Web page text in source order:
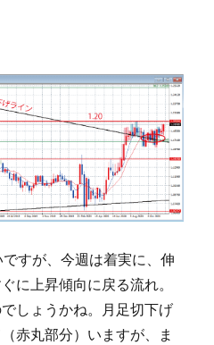
すが、今週は着実に、伸
に上昇傾向に戻る流れ。
しょうかね。月足切下げ
赤丸部分）いますが、ま